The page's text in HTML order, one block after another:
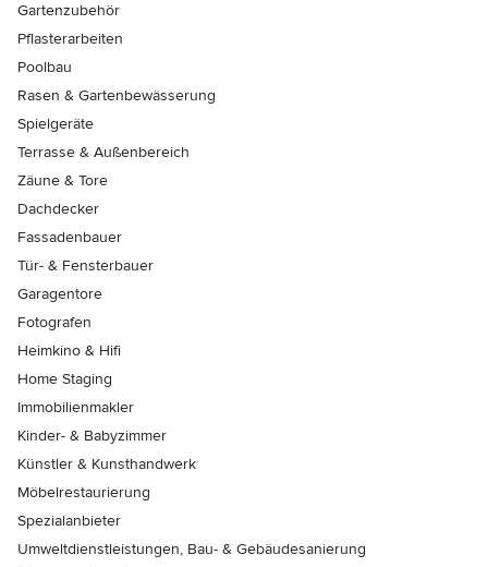
Gartenzubehör
Pflasterarbeiten
Poolbau
Rasen & Gartenbewässerung
Spielgeräte
Terrasse & Außenbereich
Zäune & Tore
Dachdecker
Fassadenbauer
Tür- & Fensterbauer
Garagentore
Fotografen
Heimkino & Hifi
Home Staging
Immobilienmakler
Kinder- & Babyzimmer
Künstler & Kunsthandwerk
Möbelrestaurierung
Spezialanbieter
Umweltdienstleistungen, Bau- & Gebäudesanierung